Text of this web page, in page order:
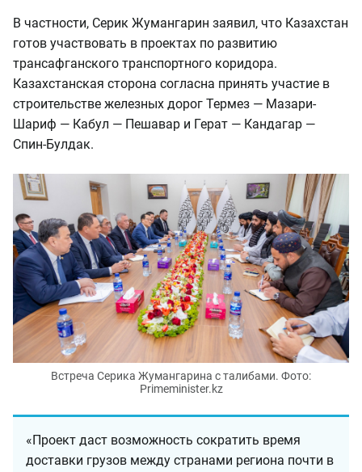
В частности, Серик Жумангарин заявил, что Казахстан
готов участвовать в проектах по развитию
трансафганского транспортного коридора.
Казахстанская сторона согласна принять участие в
строительстве железных дорог Термез — Мазари-
Шариф — Кабул — Пешавар и Герат — Кандагар —
Спин-Булдак.
Встреча Серика Жумангарина с талибами. Фото:
Primeminister.kz
«Проект даст возможность сократить время
доставки грузов между странами региона почти в